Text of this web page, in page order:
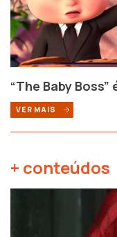
“The Baby
VER MAIS
+ conteúdos